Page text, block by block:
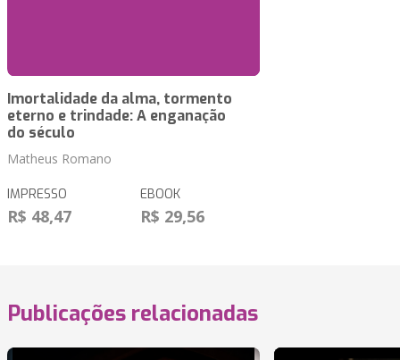
Imortalidade da alma, tormento
eterno e trindade: A enganação
do século
Matheus Romano
IMPRESSO
R$ 48,47
EBOOK
R$ 29,56
Publicações relacionadas